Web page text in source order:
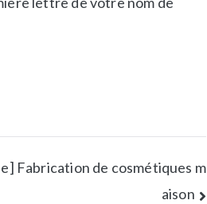
Fabrication de cosmétiques m
aison